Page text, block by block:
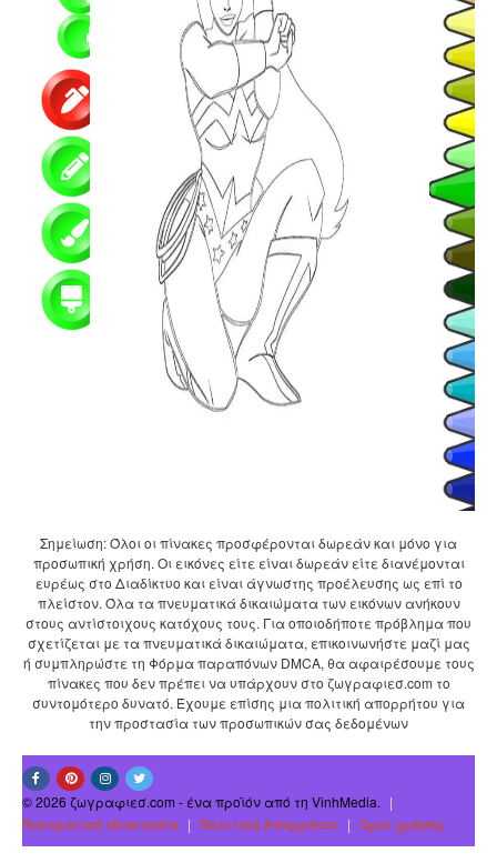
Σημείωση: Όλοι οι πίνακες προσφέρονται δωρεάν και μόνο για
προσωπική χρήση. Οι εικόνες είτε είναι δωρεάν είτε διανέμονται
ευρέως στο Διαδίκτυο και είναι άγνωστης προέλευσης ως επί το
πλείστον. Όλα τα πνευματικά δικαιώματα των εικόνων ανήκουν
στους αντίστοιχους κατόχους τους. Για οποιοδήποτε πρόβλημα που
σχετίζεται με τα πνευματικά δικαιώματα, επικοινωνήστε μαζί μας
ή συμπληρώστε τη Φόρμα παραπόνων DMCA, θα αφαιρέσουμε τους
πίνακες που δεν πρέπει να υπάρχουν στο ζωγραφιεσ.com το
συντομότερο δυνατό. Έχουμε επίσης μια πολιτική απορρήτου για
την προστασία των προσωπικών σας δεδομένων
© 2026 ζωγραφιεσ.com - ένα προϊόν από τη VinhMedia. |
Πνευματική ιδιοκτησία | Πολιτική Απορρήτου | Οροι χρήσης